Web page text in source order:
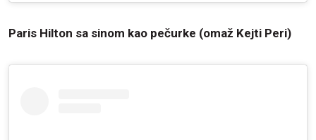
Paris Hilton sa sinom kao pečurke (omaž Kejti Peri)